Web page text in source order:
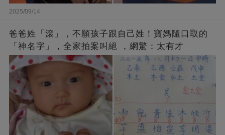
2025/09/14
爸爸姓「滾」，不願孩子跟自己姓！寶媽隨口取的
「神名字」，全家拍案叫絕 ，網驚：太有才